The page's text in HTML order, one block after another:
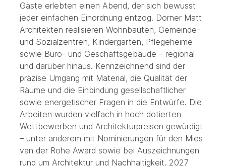
Gäste erlebten einen Abend, der sich bewusst
jeder einfachen Einordnung entzog. Dorner Matt
Architekten realisieren Wohnbauten, Gemeinde-
und Sozialzentren, Kindergärten, Pflegeheime
sowie Büro- und Geschäftsgebäude – regional
und darüber hinaus. Kennzeichnend sind der
präzise Umgang mit Material, die Qualität der
Räume und die Einbindung gesellschaftlicher
sowie energetischer Fragen in die Entwürfe. Die
Arbeiten wurden vielfach in hoch dotierten
Wettbewerben und Architekturpreisen gewürdigt
– unter anderem mit Nominierungen für den Mies
van der Rohe Award sowie bei Auszeichnungen
rund um Architektur und Nachhaltigkeit. 2027